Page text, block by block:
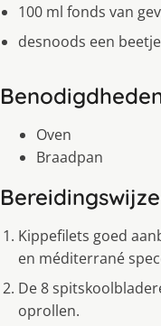
100 ml fonds van
desnoods een
Oven
Braadpan
Bereidingswijze
Kippefilets goed
en méditerrané
De 8
oprollen.